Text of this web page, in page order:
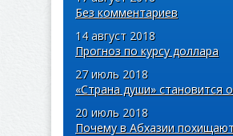
Без комментариев
14 август 2018
Прогноз по курсу доллара
27 июль 2018
«Страна души» становится
20 июль 2018
Почему в Абхазии